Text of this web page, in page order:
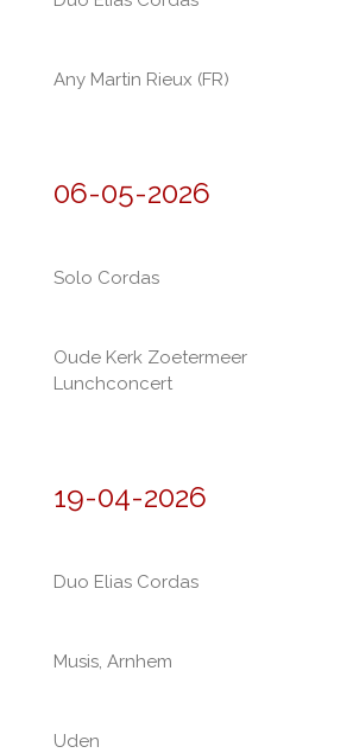
Any Martin Rieux (FR)
06-05-2026
Solo Cordas
Oude Kerk Zoetermeer
Lunchconcert
19-04-2026
Duo Elias Cordas
Musis, Arnhem
Uden